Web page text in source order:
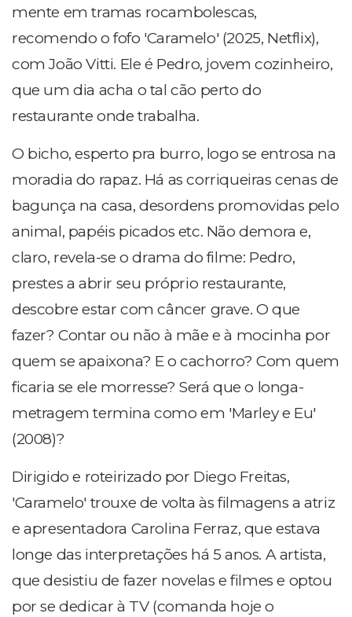
mente em tramas rocambolescas,
recomendo o fofo 'Caramelo' (2025, Netflix),
com João Vitti. Ele é Pedro, jovem cozinheiro,
que um dia acha o tal cão perto do
restaurante onde trabalha.
O bicho, esperto pra burro, logo se entrosa na
moradia do rapaz. Há as corriqueiras cenas de
bagunça na casa, desordens promovidas pelo
animal, papéis picados etc. Não demora e,
claro, revela-se o drama do filme: Pedro,
prestes a abrir seu próprio restaurante,
descobre estar com câncer grave. O que
fazer? Contar ou não à mãe e à mocinha por
quem se apaixona? E o cachorro? Com quem
ficaria se ele morresse? Será que o longa-
metragem termina como em 'Marley e Eu'
(2008)?
Dirigido e roteirizado por Diego Freitas,
'Caramelo' trouxe de volta às filmagens a atriz
e apresentadora Carolina Ferraz, que estava
longe das interpretações há 5 anos. A artista,
que desistiu de fazer novelas e filmes e optou
por se dedicar à TV (comanda hoje o